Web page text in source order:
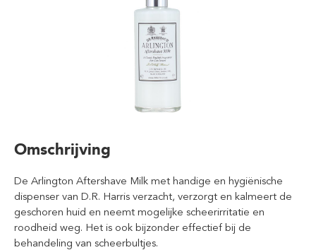
Omschrijving
De Arlington Aftershave Milk met handige en hygiënische
dispenser van D.R. Harris verzacht, verzorgt en kalmeert de
geschoren huid en neemt mogelijke scheerirritatie en
roodheid weg. Het is ook bijzonder effectief bij de
behandeling van scheerbultjes.